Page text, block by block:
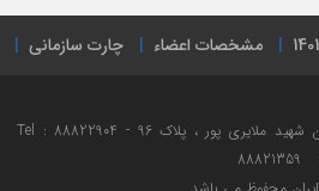
مشخصات اعضاء چارت سازمانی
نشانی : تهران ، میدان هفت تیر ، خیابان مفتح شمالی ، خیابان شهید ملایری پور ، پلاک 96 Tel : 88822904 -
88821359